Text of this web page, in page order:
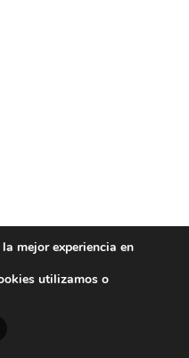
mejor experiencia en
utilizamos o